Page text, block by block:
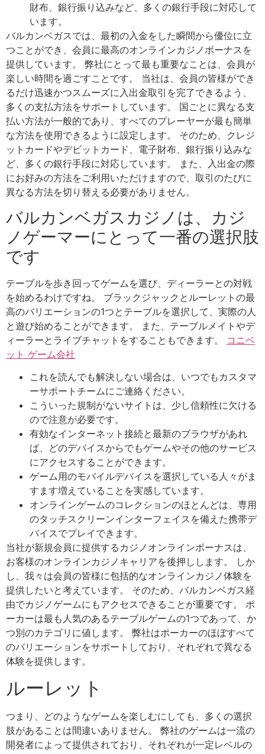
財布、銀行振り込みなど、多くの銀行手段に対応して
います。
バルカンベガスでは、最初の入金をした瞬間から優位に立
つことができ、会員に最高のオンラインカジノボーナスを
提供しています。 弊社にとって最も重要なことは、会員が
楽しい時間を過ごすことです。 当社は、会員の皆様ができ
るだけ迅速かつスムーズに入出金取引を完了できるよう、
多くの支払方法をサポートしています。 国ごとに異なる支
払い方法が一般的であり、すべてのプレーヤーが最も簡単
な方法を使用できるように設定します。 そのため、クレジ
ットカードやデビットカード、電子財布、銀行振り込みな
ど、多くの銀行手段に対応しています。 また、入出金の際
にお好みの方法をご利用いただけますので、取引のたびに
異なる方法を切り替える必要がありません。
バルカンベガスカジノは、カジ
ノゲーマーにとって一番の選択肢
です
テーブルを歩き回ってゲームを選び、ディーラーとの対戦
を始めるわけですね。 ブラックジャックとルーレットの最
高のバリエーションの1つとテーブルを選択して、実際の人
と遊び始めることができます。 また、テーブルメイトやデ
ィーラーとライブチャットをすることもできます。 コニベ
ット ゲーム会社
これを読んでも解決しない場合は、いつでもカスタマ
ーサポートチームにご連絡ください。
こういった規制がないサイトは、少し信頼性に欠ける
ので注意が必要です。
有効なインターネット接続と最新のブラウザがあれ
ば、どのデバイスからでもゲームやその他のサービス
にアクセスすることができます。
ゲーム用のモバイルデバイスを選択している人々がま
すます増えていることを実感しています。
オンラインゲームのコレクションのほとんどは、専用
のタッチスクリーンインターフェイスを備えた携帯デ
バイスでプレイできます。
当社が新規会員に提供するカジノオンラインボーナスは、
お客様のオンラインカジノキャリアを後押しします。 しか
し、我々は会員の皆様に包括的なオンラインカジノ体験を
提供したいと考えています。 そのため、バルカンベガス経
由でカジノゲームにもアクセスできることが重要です。 ポ
ーカーは最も人気のあるテーブルゲームの1つであって、か
つ別のカテゴリに値します。 弊社はポーカーのほぼすべて
のバリエーションをサポートしており、それぞれで異なる
体験を提供します。
ルーレット
つまり、どのようなゲームを楽しむにしても、多くの選択
肢があることは間違いありません。 弊社のゲームは一流の
開発者によって提供されており、それぞれが一定レベルの